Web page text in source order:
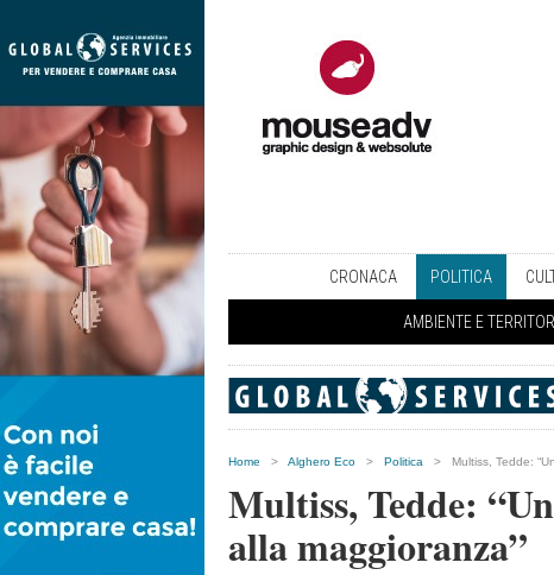
CRONACA POLITICA
AMBIENTE E
Home > Alghero Eco > Politica > Multiss, Tedde:
Multiss, Tedde:
alla maggioranza”